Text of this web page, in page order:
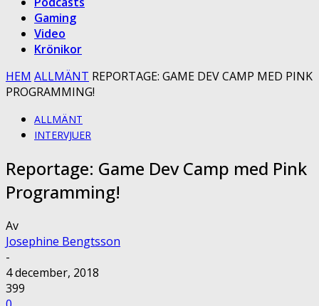
Gaming
Video
Krönikor
HEM ALLMÄNT REPORTAGE: GAME DEV CAMP MED PINK
PROGRAMMING!
ALLMÄNT
INTERVJUER
Reportage: Game Dev Camp med Pink
Programming!
Av
Josephine Bengtsson
-
4 december, 2018
399